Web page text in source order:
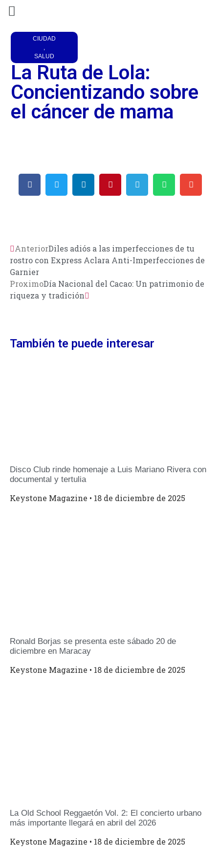
CIUDAD
,
SALUD
La Ruta de Lola:
Concientizando sobre
el cáncer de mama
AnteriorDiles adiós a las imperfecciones de tu
rostro con Express Aclara Anti-Imperfecciones de
Garnier
ProximoDía Nacional del Cacao: Un patrimonio de
riqueza y tradición
También te puede interesar
Disco Club rinde homenaje a Luis Mariano Rivera con
documental y tertulia
Keystone Magazine 18 de diciembre de 2025
Ronald Borjas se presenta este sábado 20 de
diciembre en Maracay
Keystone Magazine 18 de diciembre de 2025
La Old School Reggaetón Vol. 2: El concierto urbano
más importante llegará en abril del 2026
Keystone Magazine 18 de diciembre de 2025